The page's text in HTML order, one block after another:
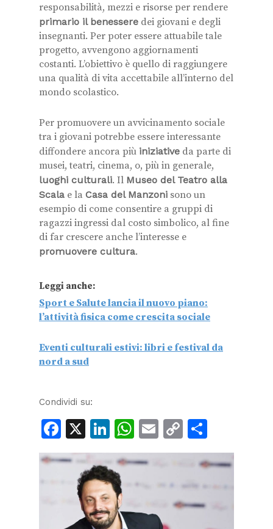
responsabilità, mezzi e risorse per rendere
primario il benessere dei giovani e degli
insegnanti. Per poter essere attuabile tale
progetto, avvengono aggiornamenti
costanti. L’obiettivo è quello di raggiungere
una qualità di vita accettabile all’interno del
mondo scolastico.
Per promuovere un avvicinamento sociale
tra i giovani potrebbe essere interessante
diffondere ancora più iniziative da parte di
musei, teatri, cinema, o, più in generale,
luoghi culturali. Il Museo del Teatro alla
Scala e la Casa del Manzoni sono un
esempio di come consentire a gruppi di
ragazzi ingressi dal costo simbolico, al fine
di far crescere anche l’interesse e
promuovere cultura.
Leggi anche:
Sport e Salute lancia il nuovo piano:
l’attività fisica come crescita sociale
Eventi culturali estivi: libri e festival da
nord a sud
Condividi su:
Facebook
X LinkedIn
WhatsApp
Email
Copy
Link